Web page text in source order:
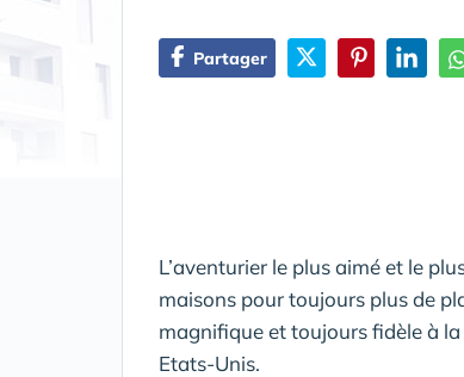
Partager
L’aventurier le plus aimé et le
maisons pour toujours plus de
magnifique et toujours fidèle à la
Etats-Unis.